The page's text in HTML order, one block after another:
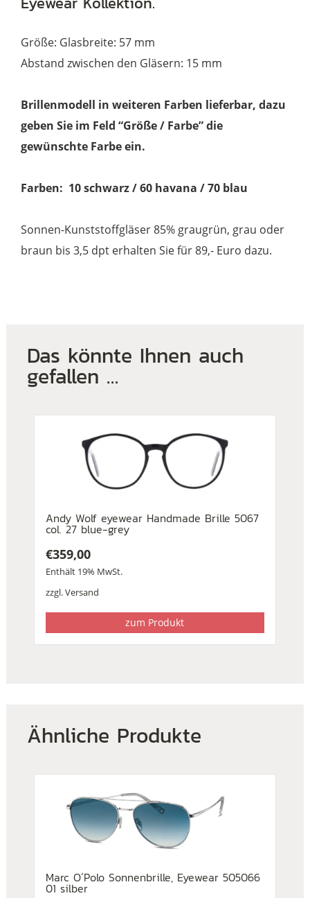
Größe: Glasbreite: 57 mm
Abstand zwischen den Gläsern: 15 mm
Brillenmodell in weiteren Farben lieferbar, dazu
geben Sie im Feld “Größe / Farbe” die
gewünschte Farbe ein.
Farben: 10 schwarz / 60 havana / 70 blau
Sonnen-Kunststoffgläser 85% graugrün, grau oder
braun bis 3,5 dpt erhalten Sie für 89,- Euro dazu.
Das könnte Ihnen auch
gefallen …
Andy Wolf eyewear Handmade Brille 5067
col. 27 blue-grey
€359,00
Enthält 19% MwSt.
zzgl.Versand
zum Produkt
Ähnliche Produkte
Marc O´Polo Sonnenbrille, Eyewear 505066
01 silber